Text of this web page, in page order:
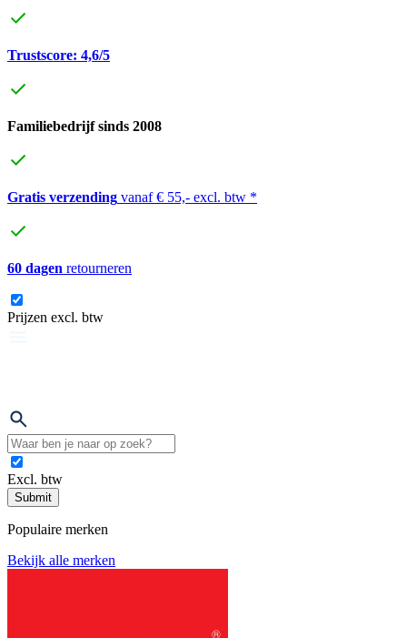
Trustscore: 4,6/5
Familiebedrijf sinds 2008
Gratis verzending vanaf € 55,- excl. btw *
60 dagen retourneren
Prijzen excl. btw
Excl. btw
Submit
Populaire merken
Bekijk alle merken